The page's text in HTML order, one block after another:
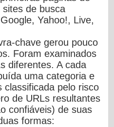
de busca
Yahoo!, Live,
chave gerou pouco
Foram examinados
diferentes. A cada
uma categoria e
classificada pelo risco
de URLs resultantes
confiáveis) de suas
formas: